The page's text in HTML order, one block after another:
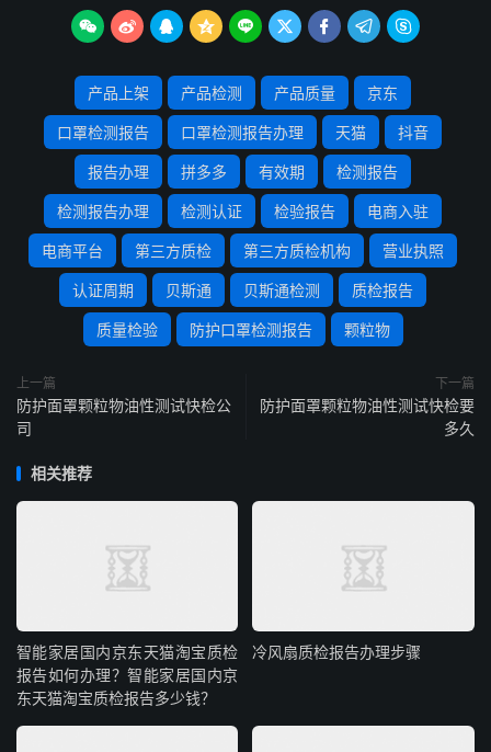
        
产品上架 产品检测 产品质量 京东
口罩检测报告 口罩检测报告办理 天猫 抖音
报告办理 拼多多 有效期 检测报告
检测报告办理 检测认证 检验报告 电商入驻
电商平台 第三方质检 第三方质检机构 营业执照
认证周期 贝斯通 贝斯通检测 质检报告
质量检验 防护口罩检测报告 颗粒物
上一篇
防护面罩颗粒物油性测试快检公
司
下一篇
防护面罩颗粒物油性测试快检要
多久
相关推荐
智能家居国内京东天猫淘宝质检
报告如何办理？智能家居国内京
东天猫淘宝质检报告多少钱？
冷风扇质检报告办理步骤